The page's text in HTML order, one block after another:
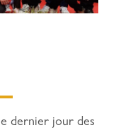
dernier jour des